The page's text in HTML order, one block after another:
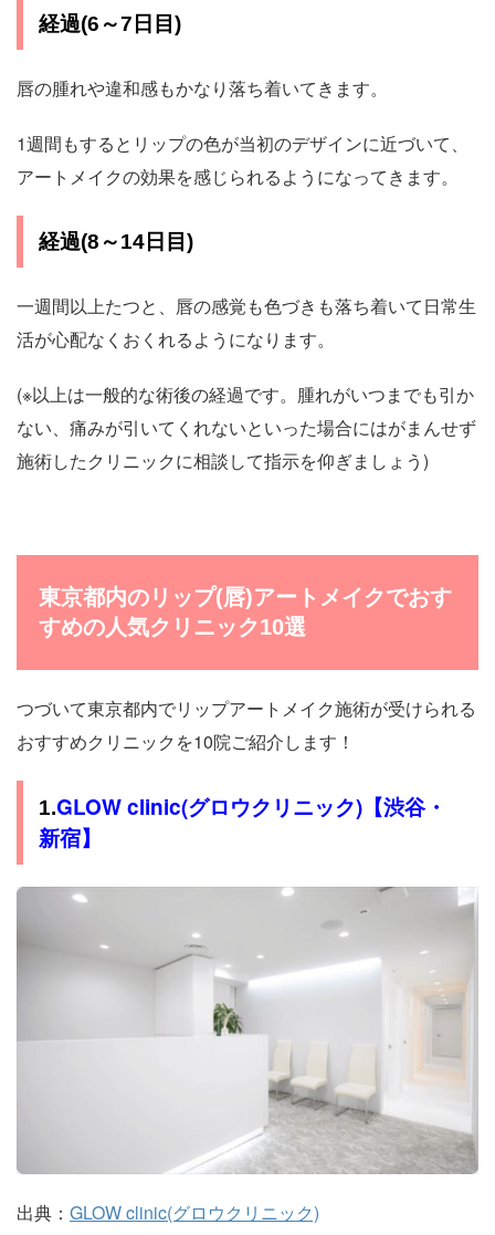
経過(6～7日目)
唇の腫れや違和感もかなり落ち着いてきます。
1週間もするとリップの色が当初のデザインに近づいて、
アートメイクの効果を感じられるようになってきます。
経過(8～14日目)
一週間以上たつと、唇の感覚も色づきも落ち着いて日常生
活が心配なくおくれるようになります。
(※以上は一般的な術後の経過です。腫れがいつまでも引か
ない、痛みが引いてくれないといった場合にはがまんせず
施術したクリニックに相談して指示を仰ぎましょう)
東京都内のリップ(唇)アートメイクでおす
すめの人気クリニック10選
つづいて東京都内でリップアートメイク施術が受けられる
おすすめクリニックを10院ご紹介します！
1.GLOW clinic(グロウクリニック)【渋谷・
新宿】
出典： GLOW clinic(グロウクリニック)